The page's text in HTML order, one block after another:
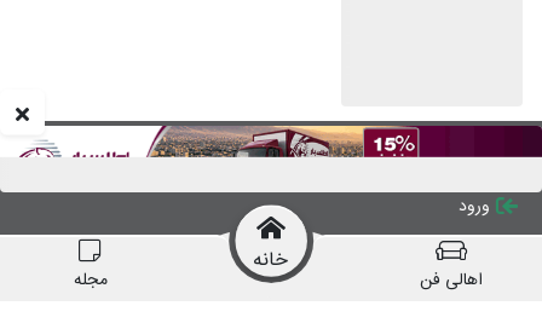
مجله
خانه
اهالی فن
درباره چیدانه تماس با ما تبلیغات در چیدانه
سوالات متداول
ورود